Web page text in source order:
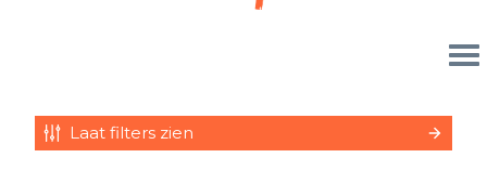
Laat filters zien